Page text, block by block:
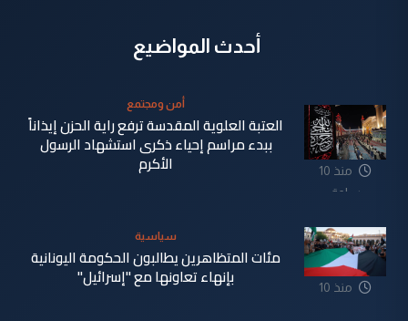
أحدث المواضيع
منذ 10
ساعة
أمن ومجتمع
العتبة العلوية المقدسة ترفع راية الحزن إيذاناً
ببدء مراسم إحياء ذكرى استشهاد الرسول
الأكرم
منذ 10
سياسية
مئات المتظاهرين يطالبون الحكومة اليونانية
بإنهاء تعاونها مع "إسرائيل"